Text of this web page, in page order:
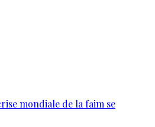
mondiale de la faim se